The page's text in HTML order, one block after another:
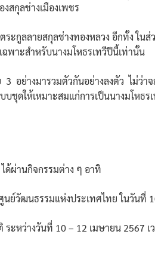
สกุลช่างเมืองเพชร
กูลลายสกุลช่างทองหลวง อีกทั้ง ใน
พาะสำหรับนางมโหธรเทวีปีนี้เท่านั้น
อย่างมารวมตัวกันอย่างลงตัว ไม่ว่
ดให้เหมาะสมแก่การเป็นนางมโหธ
ด้ผ่านกิจกรรมต่าง ๆ อาทิ
ย์วัฒนธรรมแห่งประเทศไทย ในวันที่
หว่างวันที่ 10 – 12 เมษายน 2567